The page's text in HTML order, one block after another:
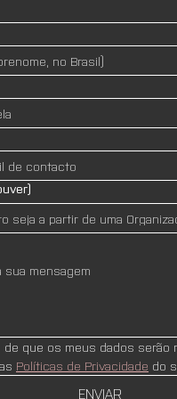
que os meus dados serão
Políticas de Privacidade do
ENVIAR